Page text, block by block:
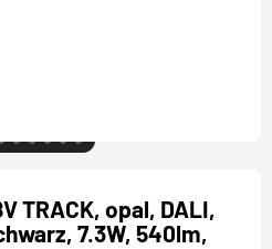
TRACK, opal, DALI,
7.3W, 540lm,